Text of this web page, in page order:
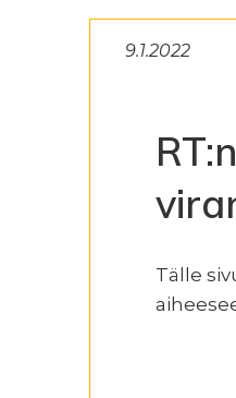
9.1.2022
Tälle